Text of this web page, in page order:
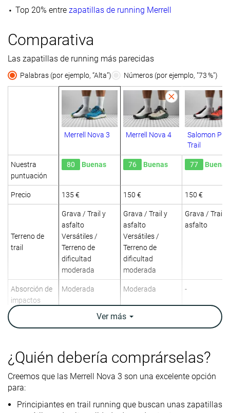
Top 20% entre zapatillas de running Merrell
Comparativa
Las zapatillas de running más parecidas
Palabras (por ejemplo, “Alta”) Números (por ejemplo, "73 %")
Merrell Nova 3 Merrell Nova 4
Salomon
Trail
Nuestra
puntuación
80 Buenas 76 Buenas 77 Buenas
Precio 135 € 150 € 150 €
Terreno de
trail
Grava / Trail y
asfalto
Versátiles /
Terreno de
dificultad
moderada
Grava / Trail y
asfalto
Versátiles /
Terreno de
dificultad
moderada
Grava / Trail y
asfalto
Absorción de
impactos
Moderada Moderada -
energía
Bajo
- -
Neutral
Peso
Peso marca
10.4 oz / 295g 9.7 oz / 275g 9.9 oz / 280g
Ver más
¿Quién debería comprárselas?
Creemos que las Merrell Nova 3 son una excelente opción
para:
Principiantes en trail running que buscan unas zapatillas